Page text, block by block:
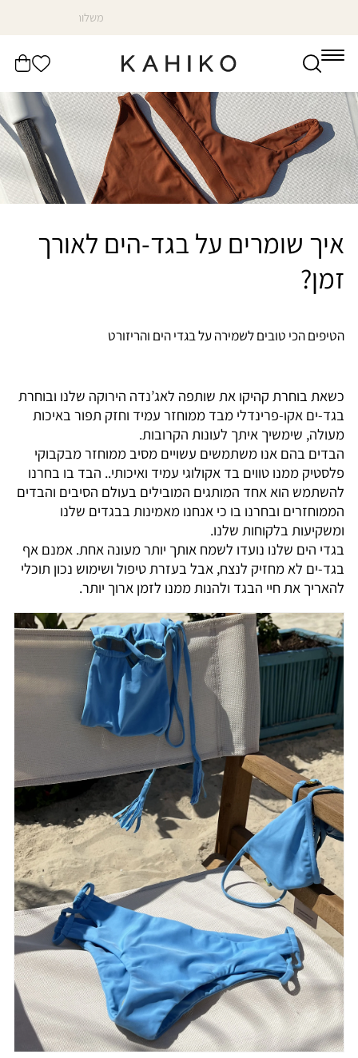
הרשימה
שלי עֲגָלָה
איך שומרים על בגד-הים לאורך
זמן?
הטיפים הכי טובים לשמירה על בגדי הים והריזורט
כשאת בוחרת קהיקו את שותפה לאג’נדה הירוקה שלנו ובוחרת
בגד-ים אקו-פרינדלי מבד ממוחזר עמיד וחזק תפור באיכות
מעולה, שימשיך איתך לעונות הקרובות.
הבדים בהם אנו משתמשים עשויים מסיב ממוחזר מבקבוקי
פלסטיק ממנו טווים בד אקולוגי עמיד ואיכותי.. הבד בו בחרנו
להשתמש הוא אחד המותגים המובילים בעולם הסיבים והבדים
הממוחזרים ובחרנו בו כי אנחנו מאמינות בבגדים שלנו
ומשקיעות בלקוחות שלנו.
בגדי הים שלנו נועדו לשמח אותך יותר מעונה אחת. אמנם אף
בגד-ים לא מחזיק לנצח, אבל בעזרת טיפול ושימוש נכון תוכלי
להאריך את חיי הבגד ולהנות ממנו לזמן ארוך יותר.